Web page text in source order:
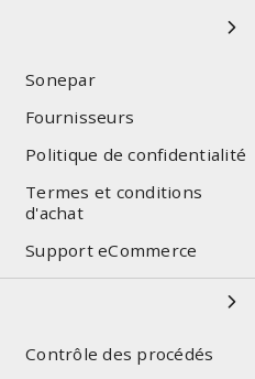
Sonepar
Fournisseurs
Politique de confidentialité
Termes et conditions
d'achat
Support eCommerce
Contrôle des procédés